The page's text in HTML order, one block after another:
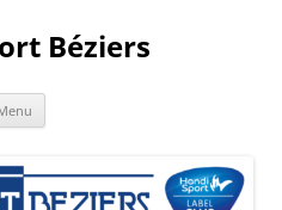
Béziers